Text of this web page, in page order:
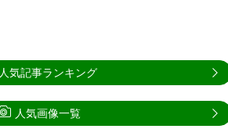
気記事ランキング
人気画像一覧